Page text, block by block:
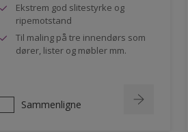
Ekstrem god slitestyrke og
ripemotstand
Til maling på tre innendørs som
dører, lister og møbler mm.
Sammenligne